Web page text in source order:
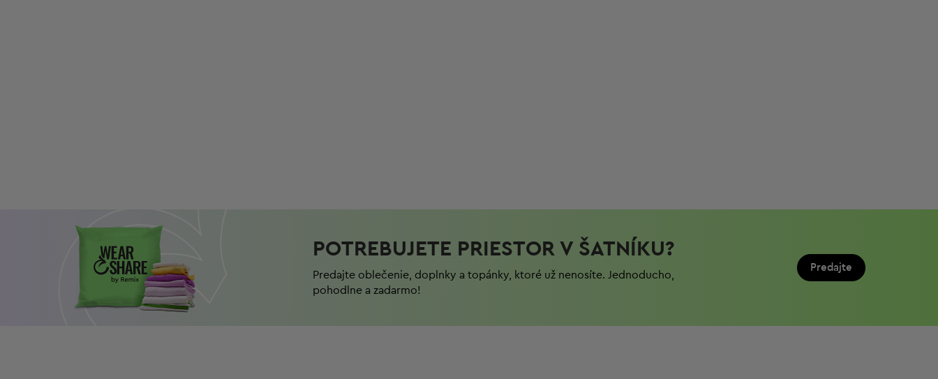
POTREBUJETE PRIESTOR V ŠATNÍKU?
Predajte oblečenie, doplnky a topánky, ktoré už nenosíte. Jednoduchо,
pohodlnе a zadarmo!
Predajte